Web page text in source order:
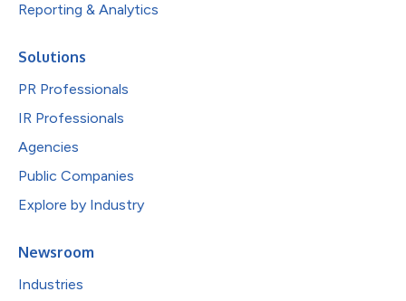
Reporting & Analytics
Solutions
PR Professionals
IR Professionals
Agencies
Public Companies
Explore by Industry
Newsroom
Industries